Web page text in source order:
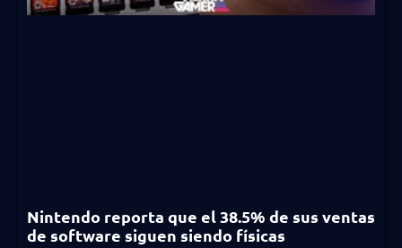
Nintendo reporta que el 38.5% de sus ventas
de software siguen siendo físicas